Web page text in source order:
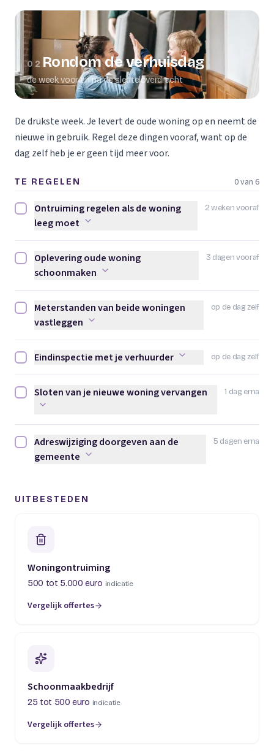
02 Rondom de verhuisdag
de week voor en na de sleuteloverdracht
De drukste week. Je levert de oude woning op en neemt de
nieuwe in gebruik. Regel deze dingen vooraf, want op de
dag zelf heb je er geen tijd meer voor.
TE REGELEN 0 van 6
2 weken vooraf
Ontruiming regelen als de woning leeg moet afvinken
Ontruiming regelen als de woning
leeg moet
3 dagen vooraf
Oplevering oude woning schoonmaken afvinken
Oplevering oude woning
schoonmaken
op de dag zelf
Meterstanden van beide woningen vastleggen afvinken
Meterstanden van beide woningen
vastleggen
op de dag zelf
Eindinspectie met je verhuurder afvinken
Eindinspectie met je verhuurder
1 dag erna
Sloten van je nieuwe woning vervangen afvinken
Sloten van je nieuwe woning vervangen
5 dagen erna
Adreswijziging doorgeven aan de gemeente afvinken
Adreswijziging doorgeven aan de
gemeente
UITBESTEDEN
Woningontruiming
500 tot 5.000 euro indicatie
Vergelijk offertes
(opent in een nieuw tabblad)
Schoonmaakbedrijf
25 tot 500 euro indicatie
Vergelijk offertes
(opent in een nieuw tabblad)